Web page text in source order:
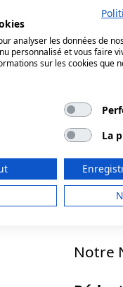
Notre
analyser les données de
personnalisé et vous faire
sur les cookies que
La